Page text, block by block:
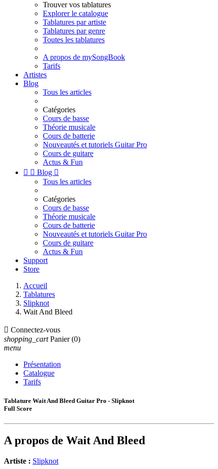
Trouver vos tablatures
Explorer le catalogue
Tablatures par artiste
Tablatures par genre
Toutes les tablatures
A propos de mySongBook
Tarifs
Artistes
Blog
Tous les articles
Catégories
Cours de basse
Théorie musicale
Cours de batterie
Nouveautés et tutoriels Guitar Pro
Cours de guitare
Actus & Fun
  Blog 
Tous les articles
Catégories
Cours de basse
Théorie musicale
Cours de batterie
Nouveautés et tutoriels Guitar Pro
Cours de guitare
Actus & Fun
Support
Store
Accueil
Tablatures
Slipknot
Wait And Bleed
 Connectez-vous
shopping_cart Panier (0)
menu
Présentation
Catalogue
Tarifs
Tablature Wait And Bleed Guitar Pro - Slipknot
Full Score
A propos de Wait And Bleed
Artiste : Slipknot